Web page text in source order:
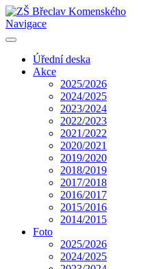
Navigace
Úřední deska
Akce
2025/2026
2024/2025
2023/2024
2022/2023
2021/2022
2020/2021
2019/2020
2018/2019
2017/2018
2016/2017
2015/2016
2014/2015
Foto
2025/2026
2024/2025